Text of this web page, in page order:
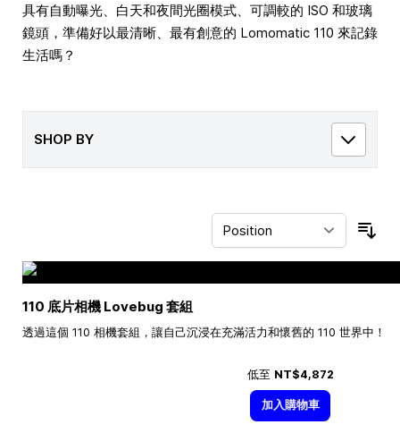
具有自動曝光、白天和夜間光圈模式、可調較的 ISO 和玻璃
鏡頭，準備好以最清晰、最有創意的 Lomomatic 110 來記錄
生活嗎？
SHOP BY
110 底片相機 Lovebug 套組
透過這個 110 相機套組，讓自己沉浸在充滿活力和懷舊的 110 世界中！
低至 NT$4,872
加入購物車